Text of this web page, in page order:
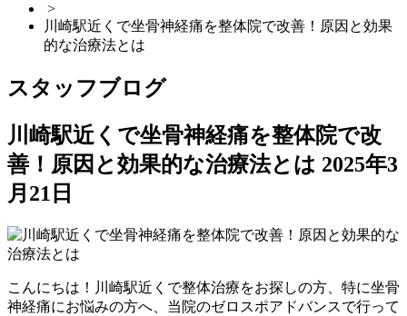
>
川崎駅近くで坐骨神経痛を整体院で改善！原因と効果
的な治療法とは
スタッフブログ
川崎駅近くで坐骨神経痛を整体院で改
善！原因と効果的な治療法とは 2025年3
月21日
こんにちは！川崎駅近くで整体治療をお探しの方、特に坐骨
神経痛にお悩みの方へ、当院のゼロスポアドバンスで行って